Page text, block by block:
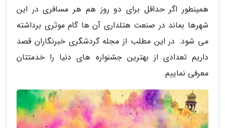
همینطور اگر حداقل برای دو روز هم هر مسافری در این
شهرها بماند در صنعت هتلداری آن ها گام موثری برداشته
می شود. در این مطلب از مجله گردشگری خبرنگاران قصد
داریم تعدادی از بهترین جشنواره های دنیا را خدمتتان
معرفی نماییم.